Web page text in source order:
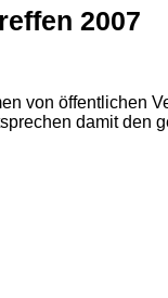
2007
von öffentlichen
damit den